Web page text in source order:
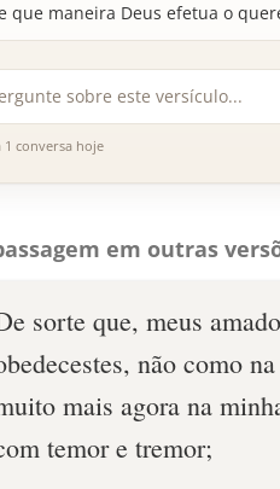
que maneira Deus efetua o
1 conversa hoje
em outras
sorte que, meus
não como
mais agora na
temor e tremor;